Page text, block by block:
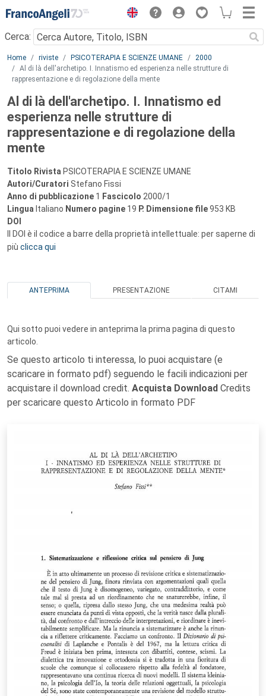
Menu
Cerca:
Main content
Home riviste PSICOTERAPIA E SCIENZE UMANE
2000
Al di là dell'archetipo. I. Innatismo ed esperienza nelle strutture di
rappresentazione e di regolazione della mente
Al di là dell'archetipo. I. Innatismo ed
esperienza nelle strutture di
rappresentazione e di regolazione della
mente
Titolo Rivista PSICOTERAPIA E SCIENZE UMANE
Autori/Curatori Stefano Fissi
Anno di pubblicazione 1 Fascicolo 2000/1
Lingua Italiano Numero pagine 19 P. Dimensione file953 KB
DOI
Il DOI è il codice a barre della proprietà intellettuale: per saperne di
più clicca qui
ANTEPRIMA PRESENTAZIONE CITAMI
Qui sotto puoi vedere in anteprima la prima pagina di questo
articolo.
Se questo articolo ti interessa, lo puoi acquistare (e
scaricare in formato pdf) seguendo le facili indicazioni per
acquistare il download credit. Acquista Download Credits
per scaricare questo Articolo in formato PDF